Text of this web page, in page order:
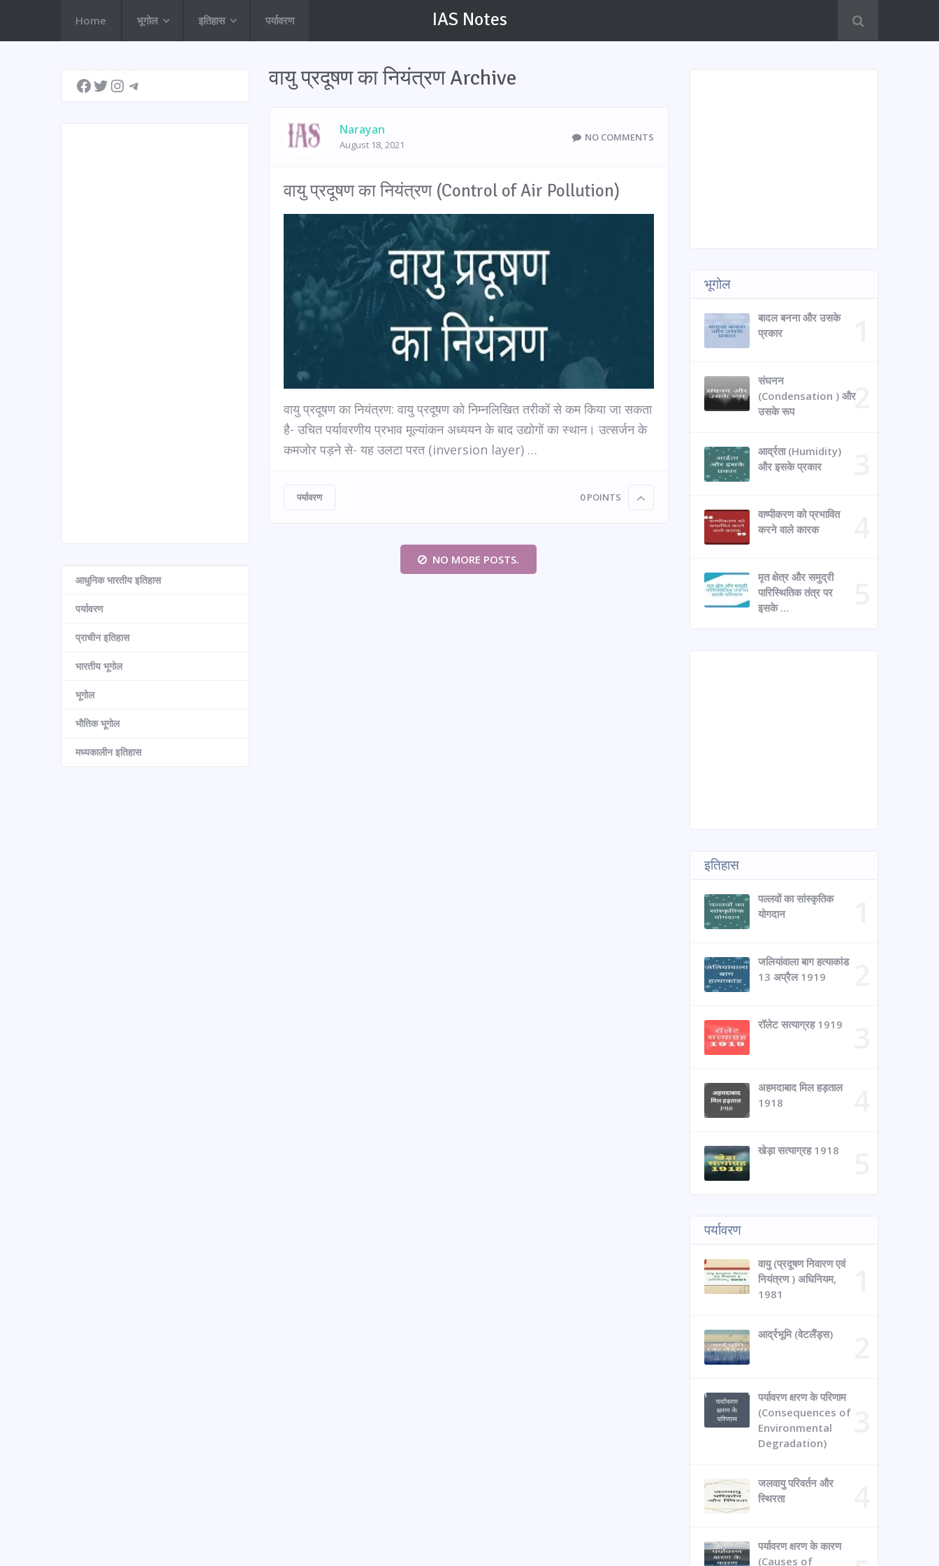
Home भूगोल इतिहास पर्यावरण IAS Notes
वायु प्रदूषण का नियंत्रण Archive
Narayan
August 18, 2021
NO COMMENTS
वायु प्रदूषण का नियंत्रण (Control of Air Pollution)
वायु प्रदूषण का नियंत्रण: वायु प्रदूषण को निम्नलिखित तरीकों से कम किया जा सकता
है- उचित पर्यावरणीय प्रभाव मूल्यांकन अध्ययन के बाद उद्योगों का स्थान। उत्सर्जन के
कमजोर पड़ने से- यह उलटा परत (inversion layer) …
पर्यावरण 0 POINTS
NO MORE POSTS.
Facebook
TwitterInstagram
आधुनिक भारतीय इतिहास
पर्यावरण
प्राचीन इतिहास
भारतीय भूगोल
भूगोल
भौतिक भूगोल
मध्यकालीन इतिहास
भूगोल
बादल बनना और उसके
प्रकार
संघनन
(Condensation ) और
उसके रूप
आर्द्रता (Humidity)
और इसके प्रकार
वाष्पीकरण को प्रभावित
करने वाले कारक
मृत क्षेत्र और समुद्री
पारिस्थितिक तंत्र पर
इसके …
इतिहास
पल्लवों का सांस्कृतिक
योगदान
जलियांवाला बाग हत्याकांड
13 अप्रैल 1919
रॉलेट सत्याग्रह 1919
अहमदाबाद मिल हड़ताल
1918
खेड़ा सत्याग्रह 1918
पर्यावरण
वायु (प्रदूषण निवारण एवं
नियंत्रण ) अधिनियम,
1981
आर्द्रभूमि (वेटलैंड्स)
पर्यावरण क्षरण के परिणाम
(Consequences of
Environmental
Degradation)
जलवायु परिवर्तन और
स्थिरता
पर्यावरण क्षरण के कारण
(Causes of